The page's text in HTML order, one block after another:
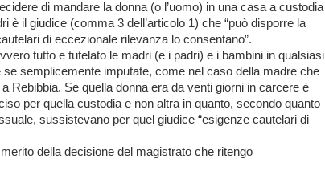
di mandare la donna (o l’uomo) in una casa a custodia
è il giudice (comma 3 dell’articolo 1) che “può disporre la
di eccezionale rilevanza lo consentano”.
tutto e tutelato le madri (e i padri) e i bambini in qualsiasi
semplicemente imputate, come nel caso della madre che
Rebibbia. Se quella donna era da venti giorni in carcere è
per quella custodia e non altra in quanto, secondo quanto
sussistevano per quel giudice “esigenze cautelari di
della decisione del magistrato che ritengo